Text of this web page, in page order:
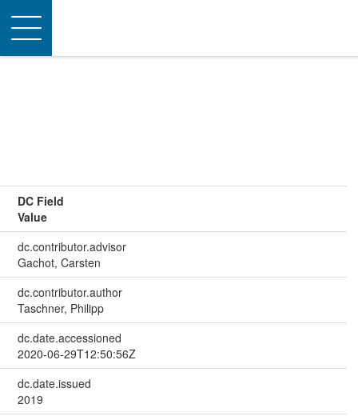
Toggle
navigation
DC Field
Value
dc.contributor.advisor
Gachot, Carsten
dc.contributor.author
Taschner, Philipp
dc.date.accessioned
2020-06-29T12:50:56Z
dc.date.issued
2019